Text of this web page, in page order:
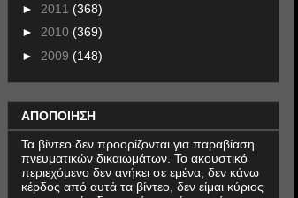
► 2011 (368)
► 2010 (369)
► 2009 (148)
ΑΠΟΠΟΙΗΣΗ
Τα βίντεο δεν προορίζονται για παραβίαση
πνευματικών δικαιωμάτων. Το ακουστικό
περιεχόμενο δεν ανήκει σε εμένα, δεν κάνω
κέρδος από αυτά τα βίντεο, δεν είμαι κύριος